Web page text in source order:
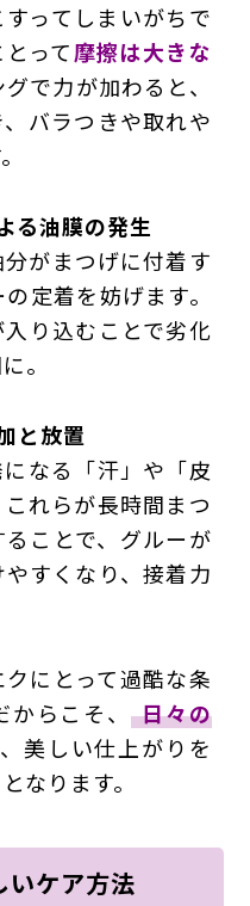
ってしまいがちで
って摩擦は大きな
で力が加わると、
バラつきや取れや
る油膜の発生
がまつげに付着す
定着を妨げます。
り込むことで劣化
。
と放置
なる「汗」や「皮
れらが長時間まつ
ことで、グルーが
やすくなり、接着力
にとって過酷な条
らこそ、
日々の
美しい仕上がりを
なります。
いケア方法